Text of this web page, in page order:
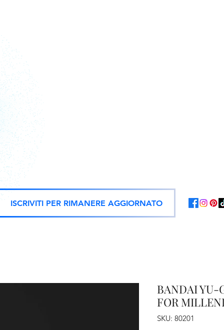
ISCRIVITI PER RIMANERE AGGIORNATO
BANDAI YU-
FOR
SKU: 80201